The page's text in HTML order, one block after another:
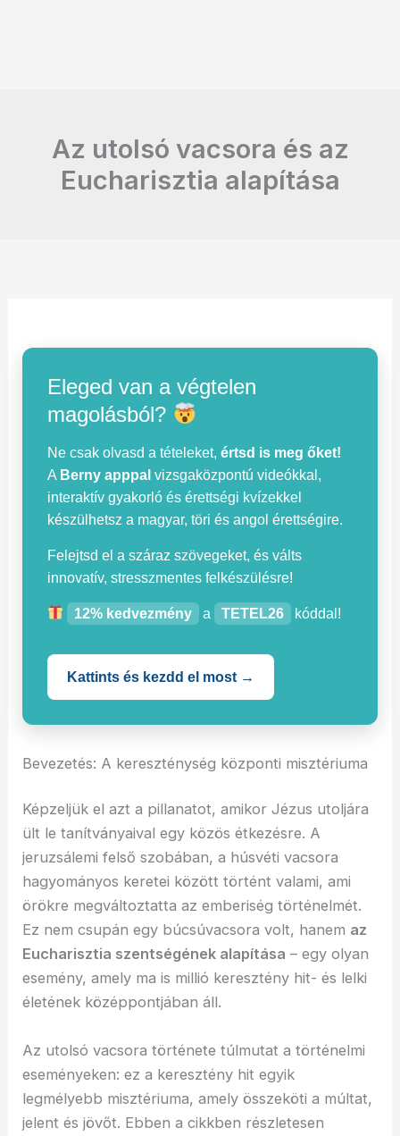
Az utolsó vacsora és az
Eucharisztia alapítása
Eleged van a végtelen
magolásból?
Ne csak olvasd a tételeket,értsd is meg őket!
A Berny apppal vizsgaközpontú videókkal,
interaktív gyakorló és érettségi kvízekkel
készülhetsz a magyar, töri és angol érettségire.
Felejtsd el a száraz szövegeket, és válts
innovatív, stresszmentes felkészülésre!
12% kedvezmény a TETEL26 kóddal!
Kattints és kezdd el most →
Bevezetés: A kereszténység központi misztériuma
Képzeljük el azt a pillanatot, amikor Jézus utoljára
ült le tanítványaival egy közös étkezésre. A
jeruzsálemi felső szobában, a húsvéti vacsora
hagyományos keretei között történt valami, ami
örökre megváltoztatta az emberiség történelmét.
Ez nem csupán egy búcsúvacsora volt, hanem az
Eucharisztia szentségének alapítása – egy olyan
esemény, amely ma is millió keresztény hit- és lelki
életének középpontjában áll.
Az utolsó vacsora története túlmutat a történelmi
eseményeken: ez a keresztény hit egyik
legmélyebb misztériuma, amely összeköti a múltat,
jelent és jövőt. Ebben a cikkben részletesen